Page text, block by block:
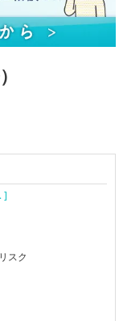
]
スク